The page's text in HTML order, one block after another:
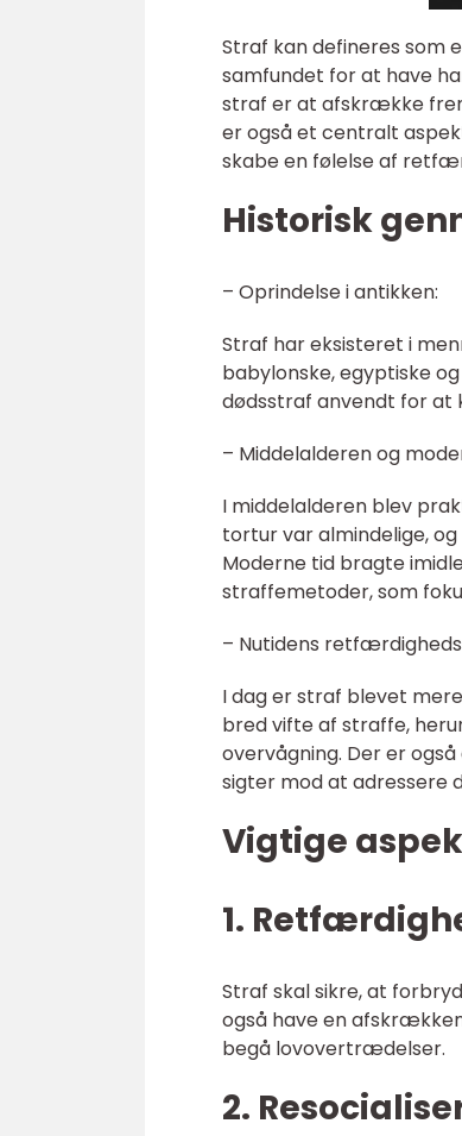
Straf kan defineres som
samfundet for at have
straf er at afskrække
er også et centralt
skabe en følelse af
Historisk
– Oprindelse i antikken:
Straf har eksisteret i
babylonske, egyptiske
dødsstraf anvendt for
– Middelalderen og
I middelalderen blev
tortur var almindelige,
Moderne tid bragte
straffemetoder, som
– Nutidens
I dag er straf blevet
bred vifte af straffe,
overvågning. Der er
sigter mod at adressere
Vigtige
1.
Straf skal sikre, at
også have en
begå lovovertrædelser.
2.